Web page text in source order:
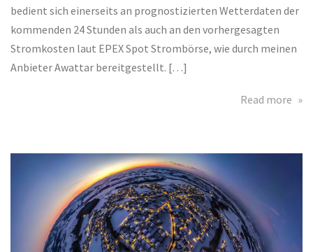
bedient sich einerseits an prognostizierten Wetterdaten der
kommenden 24 Stunden als auch an den vorhergesagten
Stromkosten laut EPEX Spot Strombörse, wie durch meinen
Anbieter Awattar bereitgestellt. […]
Read more